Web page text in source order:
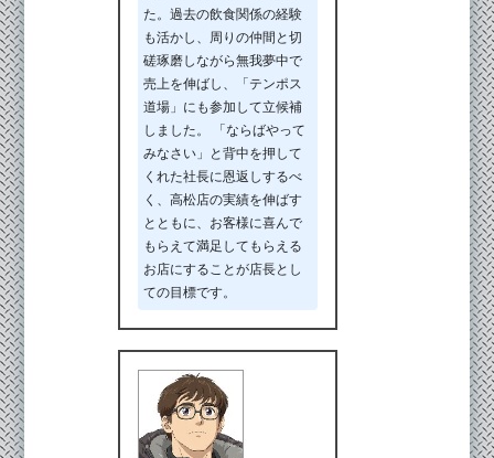
た。過去の飲食関係の経験
も活かし、周りの仲間と切
磋琢磨しながら無我夢中で
売上を伸ばし、「テンポス
道場」にも参加して立候補
しました。 「ならばやって
みなさい」と背中を押して
くれた社長に恩返しするべ
く、高松店の実績を伸ばす
とともに、お客様に喜んで
もらえて満足してもらえる
お店にすることが店長とし
ての目標です。